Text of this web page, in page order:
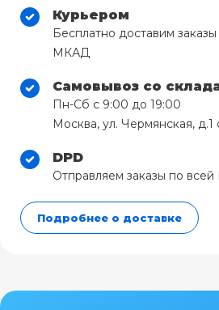
Курьером
Бесплатно доставим
МКАД
Самовывоз со
Пн-Сб с 9:00 до 19:00
Москва, ул. Чермянская, д.1
DPD
Отправляем заказы по всей
Подробнее о доставке